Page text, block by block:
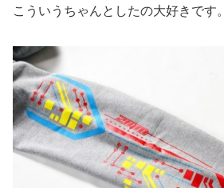
こういうちゃんとしたの大好きです。